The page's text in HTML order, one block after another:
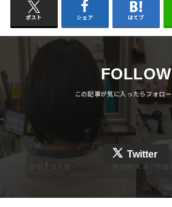
ポスト シェア はてブ
FOLLOW
Twitter